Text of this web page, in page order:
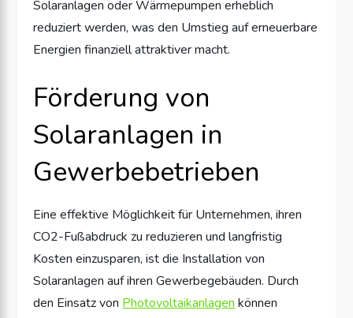
Solaranlagen oder Wärmepumpen erheblich
reduziert werden, was den Umstieg auf erneuerbare
Energien finanziell attraktiver macht.
Förderung von
Solaranlagen in
Gewerbebetrieben
Eine effektive Möglichkeit für Unternehmen, ihren
CO2-Fußabdruck zu reduzieren und langfristig
Kosten einzusparen, ist die Installation von
Solaranlagen auf ihren Gewerbegebäuden. Durch
den Einsatz von Photovoltaikanlagen können